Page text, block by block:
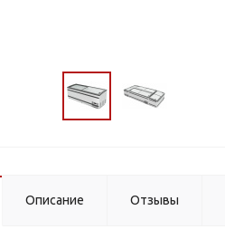
Описание Отзывы